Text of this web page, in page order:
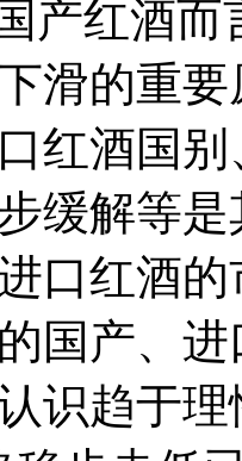
产红酒
滑的重
口红酒国
缓解等
口红酒
国产、
识趋于